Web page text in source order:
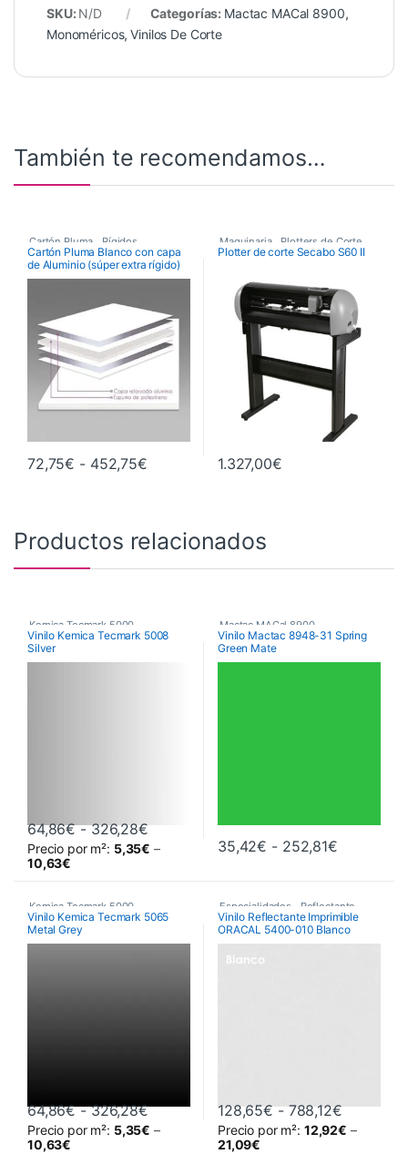
SKU: N/D Categorías: Mactac MACal 8900,
Monoméricos,Vinilos De Corte
También te recomendamos…
Cartón Pluma Rígidos
Cartón Pluma Blanco con capa
de Aluminio (súper extra rígido)
72,75€ - 452,75€Rango de precios: desde 72,75€
Este producto tiene múltiples variantes. Las opciones se
Maquinaria Plotters de Corte
Plotter de corte Secabo S60 II
1.327,00€
Productos relacionados
Kemica Tecmark 5000
Poliméricos
Vinilo Kemica Tecmark 5008
Silver
64,86€ - 326,28€Rango de precios: desde 64,86€
Precio por m²: 5,35€ –
10,63€
Este producto tiene múltiples variantes. Las opciones se
Mactac MACal 8900
Monoméricos
Vinilo Mactac 8948-31 Spring
Green Mate
35,42€ - 252,81€Rango de
Este producto tiene múltiples
Kemica Tecmark 5000
Poliméricos
Vinilo Kemica Tecmark 5065
Metal Grey
64,86€ - 326,28€Rango de precios: desde 64,86€
Precio por m²: 5,35€ –
10,63€
Este producto tiene múltiples variantes. Las opciones se
Especialidades Reflectante
Vinilos De Corte
Vinilo Reflectante Imprimible
ORACAL 5400-010 Blanco
128,65€ - 788,12€Rango
Precio por m²: 12,92€ –
21,09€
Este producto tiene múltiples